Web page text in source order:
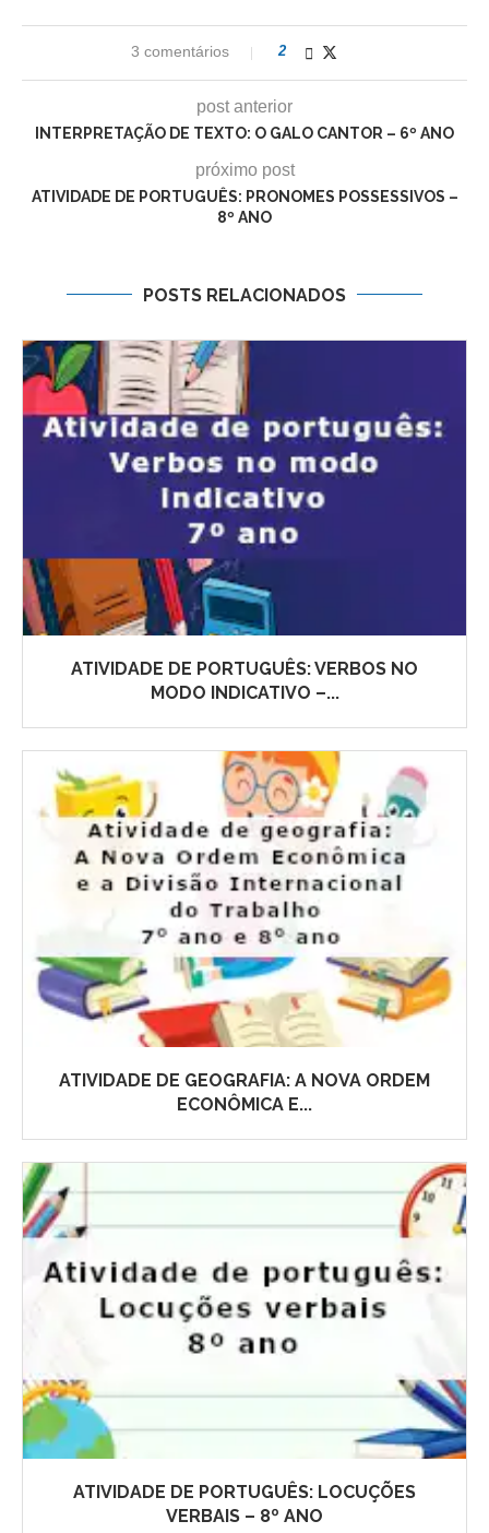
3 comentários 2
post anterior
INTERPRETAÇÃO DE TEXTO: O GALO CANTOR – 6º ANO
próximo post
ATIVIDADE DE PORTUGUÊS: PRONOMES POSSESSIVOS –
8º ANO
POSTS RELACIONADOS
ATIVIDADE DE PORTUGUÊS: VERBOS NO
MODO INDICATIVO –...
ATIVIDADE DE GEOGRAFIA: A NOVA ORDEM
ECONÔMICA E...
ATIVIDADE DE PORTUGUÊS: LOCUÇÕES
VERBAIS – 8º ANO